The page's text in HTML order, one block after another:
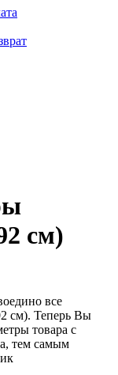
см)
все
см). Теперь Вы
товара с
тем самым